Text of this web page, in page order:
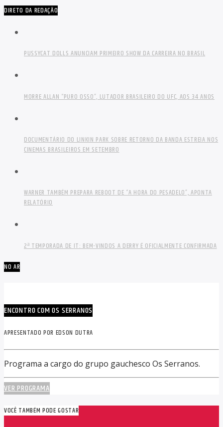
DIRETO DA REDAÇÃO
PUSSYCAT DOLLS ANUNCIAM PRIMEIRO SHOW DA CARREIRA NO BRASIL
MORRE ALLAN “PURO OSSO”, LUTADOR BRASILEIRO DO UFC, AOS 34 ANOS
DOCUMENTÁRIO DO LINKIN PARK SOBRE RETORNO DA BANDA ESTREIA NOS
CINEMAS BRASILEIROS EM SETEMBRO
WARNER TAMBÉM PREPARA REBOOT DE “A HORA DO PESADELO”, APONTA
RELATÓRIO
2ª TEMPORADA DE IT: BEM-VINDOS A DERRY É OFICIALMENTE CONFIRMADA
NO AR
ENCONTRO COM OS SERRANOS
APRESENTADO POR EDSON DUTRA
Programa a cargo do grupo gauchesco Os Serranos.
VER PROGRAMA
VOCÊ TAMBÉM PODE GOSTAR